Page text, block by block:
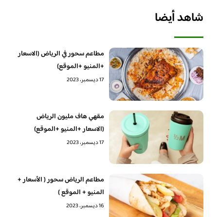
شاهد أيضا
مطاعم سحور في الرياض (الاسعار
+المنيو +الموقع)
17 ديسمبر، 2023
مقهي هاف مليون الرياض
(الاسعار +المنيو +الموقع)
17 ديسمبر، 2023
مطاعم الرياض سحور ( الأسعار +
المنيو + الموقع )
16 ديسمبر، 2023